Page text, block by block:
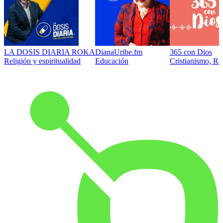
LA DOSIS DIARIA ROKA
Religión y espiritualidad
DianaUribe.fm
Educación
365 con Dios
Cristianismo,